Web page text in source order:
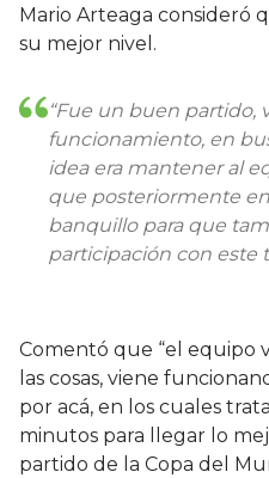
Mario Arteaga consideró
su mejor nivel.
“Fue un buen partido,
funcionamiento, en
idea era mantener al
que posteriormente
banquillo para que
participación con este
Comentó que “el equipo
las cosas, viene
por acá, en los cuales
minutos para llegar lo
partido de la Copa del